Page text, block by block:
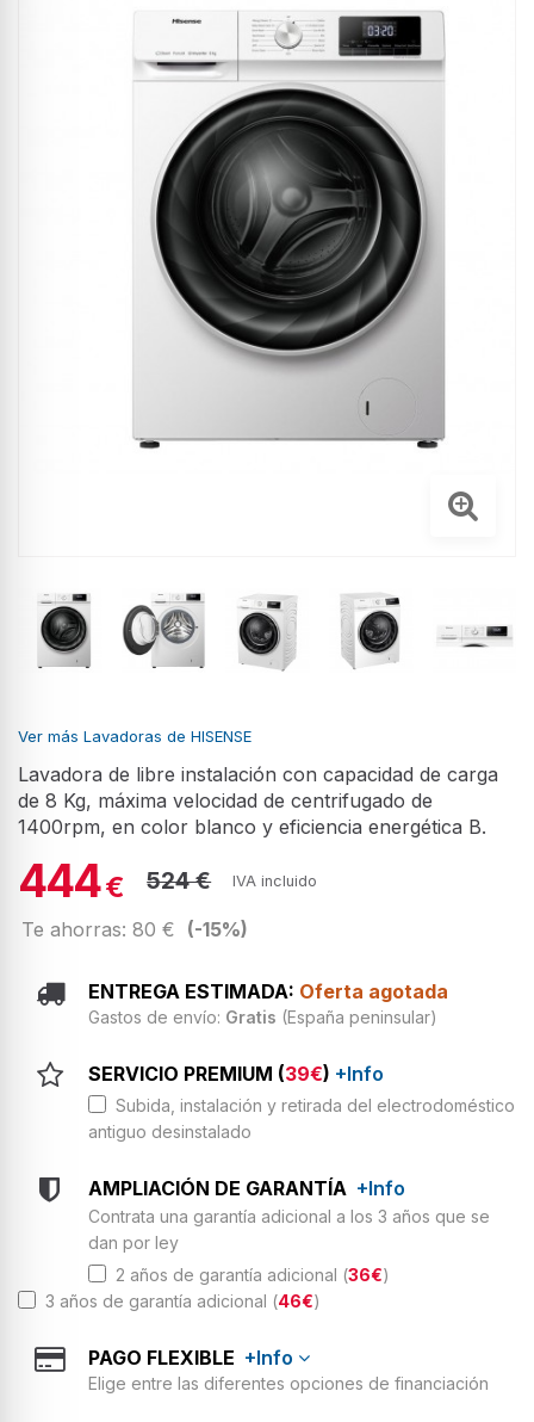
Ver más Lavadoras de HISENSE
Lavadora de libre instalación con capacidad de carga
de 8 Kg, máxima velocidad de centrifugado de
1400rpm, en color blanco y eficiencia energética B.
444€ 524 € IVA incluido
Te ahorras: 80 € (-15%)
ENTREGA ESTIMADA: Oferta agotada
Gastos de envío: Gratis (España peninsular)
SERVICIO PREMIUM (39€) +Info
Subida, instalación y retirada del electrodoméstico
antiguo desinstalado
AMPLIACIÓN DE GARANTÍA +Info
Contrata una garantía adicional a los 3 años que se
dan por ley
2 años de garantía adicional (36€)
3 años de garantía adicional (46€)
PAGO FLEXIBLE +Info
Elige entre las diferentes opciones de financiación